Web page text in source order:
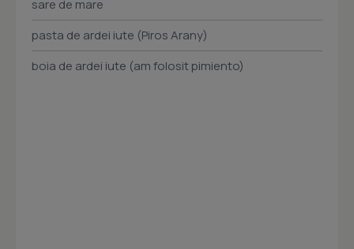
sare de mare
pasta de ardei iute (Piros Arany)
boia de ardei iute (am folosit pimiento)